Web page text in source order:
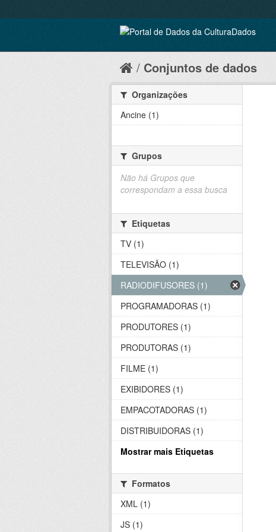
Conjuntos de dados
Organizações
Ancine (1)
Grupos
Não há Grupos que
correspondam a essa busca
Etiquetas
TV (1)
TELEVISÃO (1)
RADIODIFUSORES (1)
PROGRAMADORAS (1)
PRODUTORES (1)
PRODUTORAS (1)
FILME (1)
EXIBIDORES (1)
EMPACOTADORAS (1)
DISTRIBUIDORAS (1)
Mostrar mais Etiquetas
Formatos
XML (1)
JS (1)